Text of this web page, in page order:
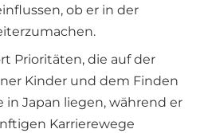
ob er in der
Prioritäten, die auf der
Kinder und dem Finden
in Japan liegen, während er
Karrierewege